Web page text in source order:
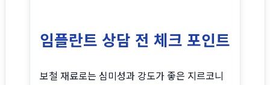
임플란트 상담 전 체크 포인트
보철 재료로는 심미성과 강도가 좋은 지르코니